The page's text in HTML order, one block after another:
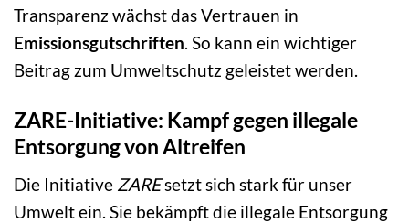
Transparenz wächst das Vertrauen in
Emissionsgutschriften. So kann ein wichtiger
Beitrag zum Umweltschutz geleistet werden.
ZARE-Initiative: Kampf gegen illegale
Entsorgung von Altreifen
Die Initiative ZAREsetzt sich stark für unser
Umwelt ein. Sie bekämpft die illegale Entsorgung